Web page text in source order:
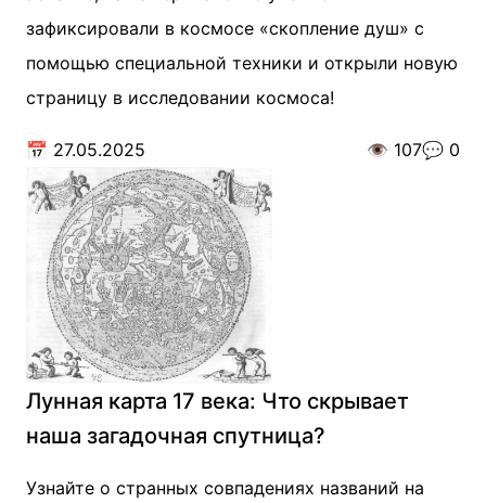
зафиксировали в космосе «скопление душ» с
помощью специальной техники и открыли новую
страницу в исследовании космоса!
📅 27.05.2025 👁️ 107💬 0
Лунная карта 17 века: Что скрывает
наша загадочная спутница?
Узнайте о странных совпадениях названий на